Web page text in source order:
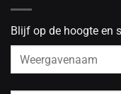
Blijf op de hoogte en